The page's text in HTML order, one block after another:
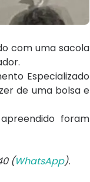
com uma sacola
Especializado
de uma bolsa e
foram
(WhatsApp).